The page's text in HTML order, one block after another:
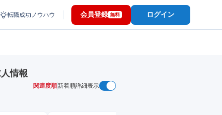
転職成功ノウハウ 会員登録 無料 ログイン
情報
関連度順新着順詳細表示